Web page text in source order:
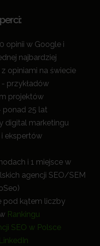
opinii w Google i
najbardziej
opiniami na świecie
- przykładów
projektów
ponad 25 lat
digital marketingu
ekspertów
i 1 miejsce w
agencji SEO/SEM
pod kątem liczby
Rankingu
SEO w Polsce